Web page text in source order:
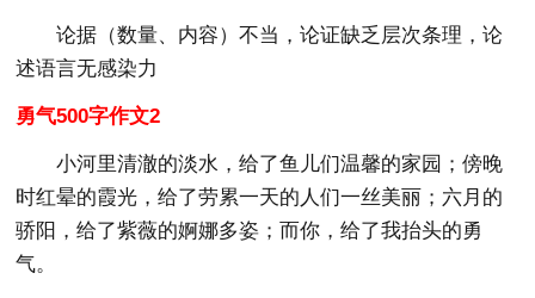
论据（数量、内容）不当，论证缺乏层次条理，论
述语言无感染力
勇气500字作文2
小河里清澈的淡水，给了鱼儿们温馨的家园；傍晚
时红晕的霞光，给了劳累一天的人们一丝美丽；六月的
骄阳，给了紫薇的婀娜多姿；而你，给了我抬头的勇
气。